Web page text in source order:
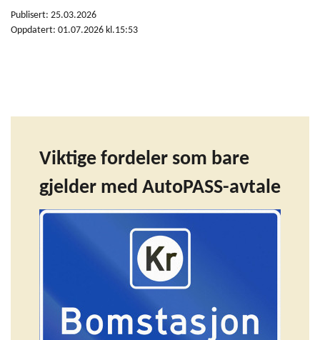
Publisert: 25.03.2026
Oppdatert: 01.07.2026 kl.15:53
Viktige fordeler som bare
gjelder med AutoPASS-avtale